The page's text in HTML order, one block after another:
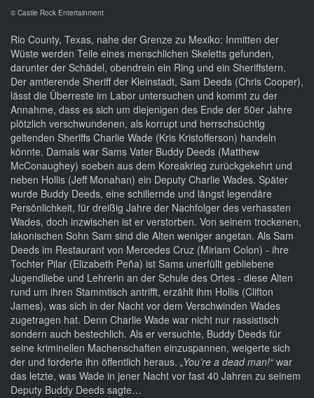
© Castle Rock Entertainment
Rio County, Texas, nahe der Grenze zu Mexiko: Inmitten der
Wüste werden Teile eines menschlichen Skeletts gefunden,
darunter der Schädel, obendrein ein Ring und ein Sheriffstern.
Der amtierende Sheriff der Kleinstadt, Sam Deeds (Chris Cooper),
lässt die Überreste im Labor untersuchen und kommt zu der
Annahme, dass es sich um diejenigen des Ende der 50er Jahre
plötzlich verschwundenen, als korrupt und herrschsüchtig
geltenden Sheriffs Charlie Wade (Kris Kristofferson) handeln
könnte. Damals war Sams Vater Buddy Deeds (Matthew
McConaughey) soeben aus dem Koreakrieg zurückgekehrt und
neben Hollis (Jeff Monahan) ein Deputy Charlie Wades. Später
wurde Buddy Deeds, eine schillernde und längst legendäre
Persönlichkeit, für dreißig Jahre der Nachfolger des verhassten
Wades, doch inzwischen ist er verstorben. Von seinem trockenen,
lakonischen Sohn Sam sind die Alten weniger angetan. Als Sam
Deeds im Restaurant von Mercedes Cruz (Miriam Colon) - ihre
Tochter Pilar (Elizabeth Peña) ist Sams unerfüllt gebliebene
Jugendliebe und Lehrerin an der Schule des Ortes - diese Alten
rund um ihren Stammtisch antrifft, erzählt ihm Hollis (Clifton
James), was sich in der Nacht vor dem Verschwinden Wades
zugetragen hat. Denn Charlie Wade war nicht nur rassistisch
sondern auch bestechlich. Als er versuchte, Buddy Deeds für
seine kriminellen Machenschaften einzuspannen, weigerte sich
der und forderte ihn öffentlich heraus. „You’re a dead man!“war
das letzte, was Wade in jener Nacht vor fast 40 Jahren zu seinem
Deputy Buddy Deeds sagte…